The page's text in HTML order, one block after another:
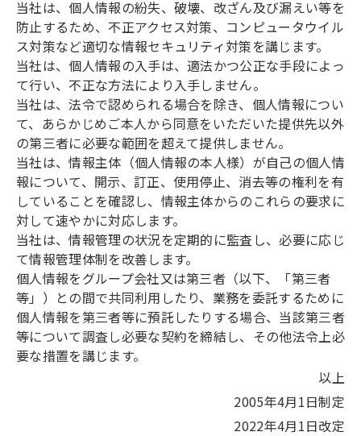
当社は、個人情報の紛失、破壊、改ざん及び漏えい等を
防止するため、不正アクセス対策、コンピュータウイル
ス対策など適切な情報セキュリティ対策を講じます。
当社は、個人情報の入手は、適法かつ公正な手段によっ
て行い、不正な方法により入手しません。
当社は、法令で認められる場合を除き、個人情報につい
て、あらかじめご本人から同意をいただいた提供先以外
の第三者に必要な範囲を超えて提供しません。
当社は、情報主体（個人情報の本人様）が自己の個人情
報について、開示、訂正、使用停止、消去等の権利を有
していることを確認し、情報主体からのこれらの要求に
対して速やかに対応します。
当社は、情報管理の状況を定期的に監査し、必要に応じ
て情報管理体制を改善します。
個人情報をグループ会社又は第三者（以下、「第三者
等」）との間で共同利用したり、業務を委託するために
個人情報を第三者等に預託したりする場合、当該第三者
等について調査し必要な契約を締結し、その他法令上必
要な措置を講じます。
以上
2005年4月1日制定
2022年4月1日改定